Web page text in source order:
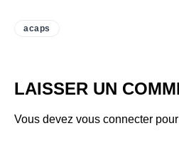
acaps
LAISSER UN
Vous devez vous connecter